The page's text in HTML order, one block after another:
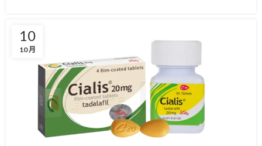
10
10 月